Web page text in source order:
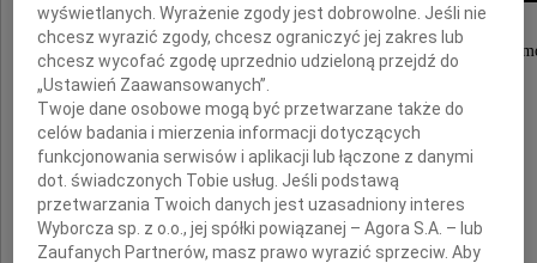
Z głębokim żalem i smutkiem przyjęliśmy
o śmierci naszego Kolegi
dr hab. n. med.
wyświetlanych. Wyrażenie zgody jest dobrowolne. Jeśli nie
chcesz wyrazić zgody, chcesz ograniczyć jej zakres lub
chcesz wycofać zgodę uprzednio udzieloną przejdź do
„Ustawień Zaawansowanych”.
Twoje dane osobowe mogą być przetwarzane także do
celów badania i mierzenia informacji dotyczących
funkcjonowania serwisów i aplikacji lub łączone z danymi
dot. świadczonych Tobie usług. Jeśli podstawą
przetwarzania Twoich danych jest uzasadniony interes
Wyborcza sp. z o.o., jej spółki powiązanej – Agora S.A. – lub
Zaufanych Partnerów, masz prawo wyrazić sprzeciw. Aby